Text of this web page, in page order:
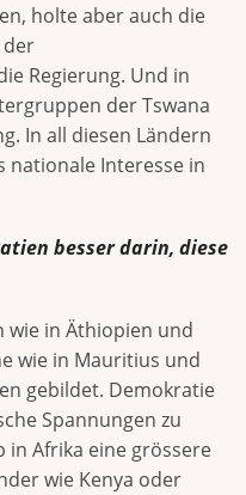
holte aber auch die
der
Regierung. Und in
der Tswana
In all diesen Ländern
nationale Interesse in
besser darin, diese
wie in Äthiopien und
wie in Mauritius und
gebildet. Demokratie
Spannungen zu
in Afrika eine grössere
wie Kenya oder